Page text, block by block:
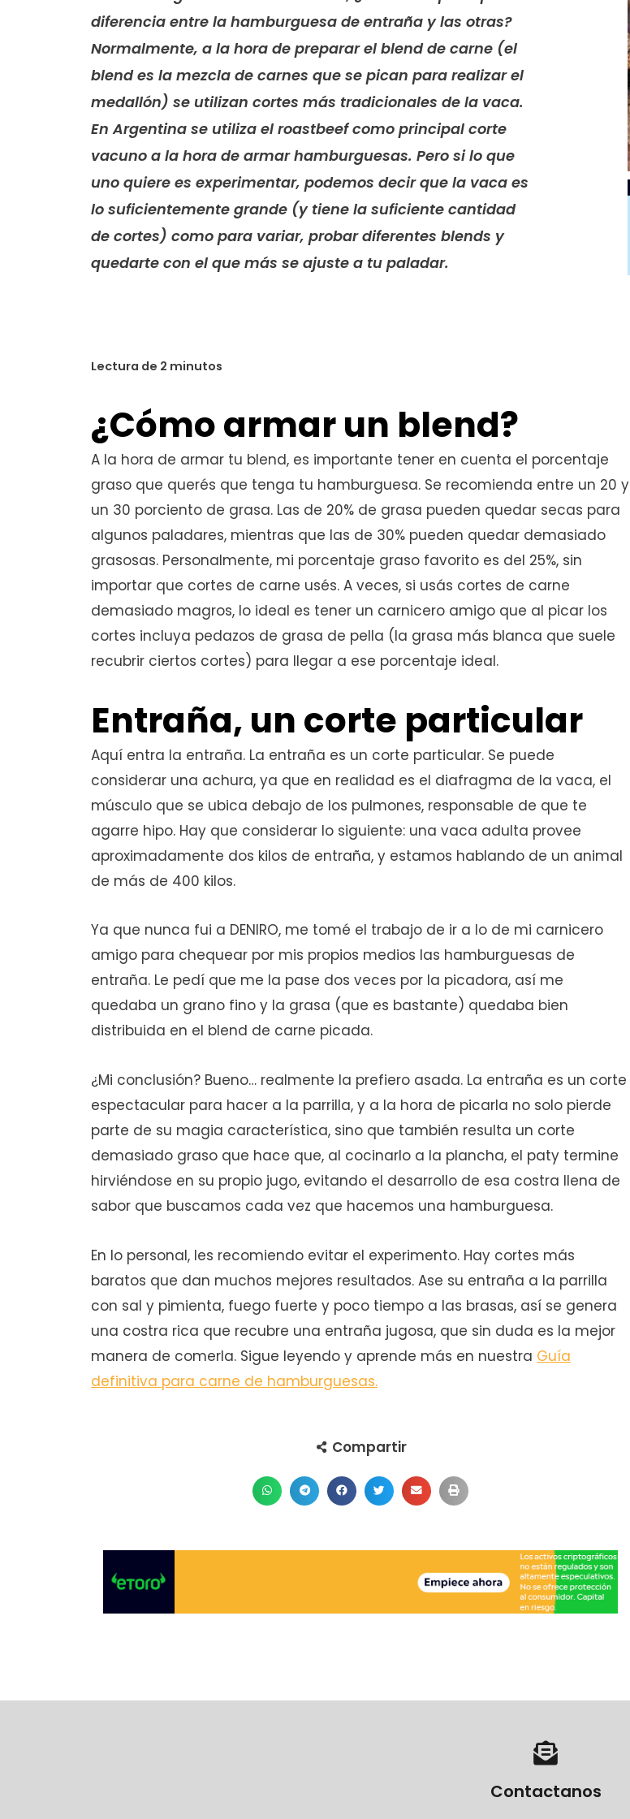
diferencia entre la hamburguesa de entraña y las otras?
Normalmente, a la hora de preparar el blend de carne (el
blend es la mezcla de carnes que se pican para realizar el
medallón) se utilizan cortes más tradicionales de la vaca.
En Argentina se utiliza el roastbeef como principal corte
vacuno a la hora de armar hamburguesas. Pero si lo que
uno quiere es experimentar, podemos decir que la vaca es
lo suficientemente grande (y tiene la suficiente cantidad
de cortes) como para variar, probar diferentes blends y
quedarte con el que más se ajuste a tu paladar.
¿Cómo armar un blend?
A la hora de armar tu blend, es importante tener en cuenta el porcentaje
graso que querés que tenga tu hamburguesa. Se recomienda entre un 20 y
un 30 porciento de grasa. Las de 20% de grasa pueden quedar secas para
algunos paladares, mientras que las de 30% pueden quedar demasiado
grasosas. Personalmente, mi porcentaje graso favorito es del 25%, sin
importar que cortes de carne usés. A veces, si usás cortes de carne
demasiado magros, lo ideal es tener un carnicero amigo que al picar los
cortes incluya pedazos de grasa de pella (la grasa más blanca que suele
recubrir ciertos cortes) para llegar a ese porcentaje ideal.
Entraña, un corte particular
Aquí entra la entraña. La entraña es un corte particular. Se puede
considerar una achura, ya que en realidad es el diafragma de la vaca, el
músculo que se ubica debajo de los pulmones, responsable de que te
agarre hipo. Hay que considerar lo siguiente: una vaca adulta provee
aproximadamente dos kilos de entraña, y estamos hablando de un animal
de más de 400 kilos.
Ya que nunca fui a DENIRO, me tomé el trabajo de ir a lo de mi carnicero
amigo para chequear por mis propios medios las hamburguesas de
entraña. Le pedí que me la pase dos veces por la picadora, así me
quedaba un grano fino y la grasa (que es bastante) quedaba bien
distribuida en el blend de carne picada.
¿Mi conclusión? Bueno… realmente la prefiero asada. La entraña es un corte
espectacular para hacer a la parrilla, y a la hora de picarla no solo pierde
parte de su magia característica, sino que también resulta un corte
demasiado graso que hace que, al cocinarlo a la plancha, el paty termine
hirviéndose en su propio jugo, evitando el desarrollo de esa costra llena de
sabor que buscamos cada vez que hacemos una hamburguesa.
En lo personal, les recomiendo evitar el experimento. Hay cortes más
baratos que dan muchos mejores resultados. Ase su entraña a la parrilla
con sal y pimienta, fuego fuerte y poco tiempo a las brasas, así se genera
una costra rica que recubre una entraña jugosa, que sin duda es la mejor
manera de comerla. Sigue leyendo y aprende más en nuestra Guía
definitiva para carne de hamburguesas.
Compartir
Contactanos